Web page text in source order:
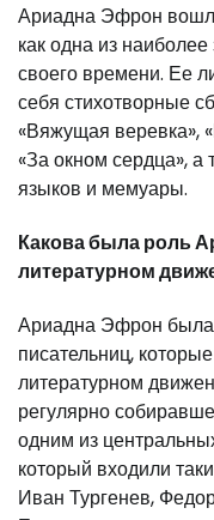
Ариадна Эфрон
как одна из
своего времени. Ее
себя стихотворные
«Вяжущая веревка»,
«За окном сердца»,
языков и мемуары.
Какова была роль
литературном
Ариадна Эфрон
писательниц,
литературном
регулярно
одним из
который входили
Иван Тургенев,